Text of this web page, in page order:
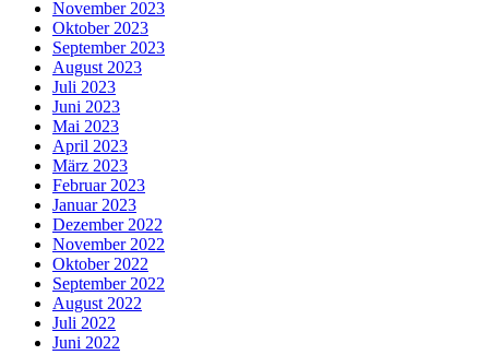
November 2023
Oktober 2023
September 2023
August 2023
Juli 2023
Juni 2023
Mai 2023
April 2023
März 2023
Februar 2023
Januar 2023
Dezember 2022
November 2022
Oktober 2022
September 2022
August 2022
Juli 2022
Juni 2022